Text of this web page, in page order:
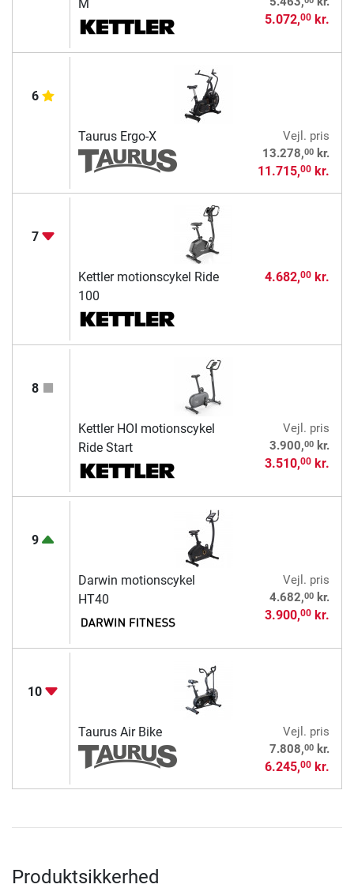
M
5.072,00kr.
6
Taurus Ergo-X
Vejl. pris
13.278,00kr.
11.715,00kr.
7
Kettler motionscykel Ride
100
4.682,00kr.
8
Kettler HOI motionscykel
Ride Start
Vejl. pris
3.900,00kr.
3.510,00kr.
9
Darwin motionscykel
HT40
Vejl. pris
4.682,00kr.
3.900,00kr.
10
Taurus Air Bike
Vejl. pris
7.808,00kr.
6.245,00kr.
Produktsikkerhed